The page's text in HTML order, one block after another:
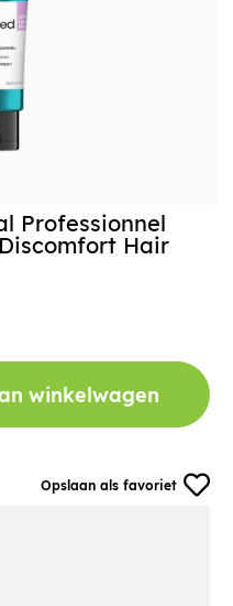
Opslaan als favoriet
Professionnel
Hair
winkelwagen